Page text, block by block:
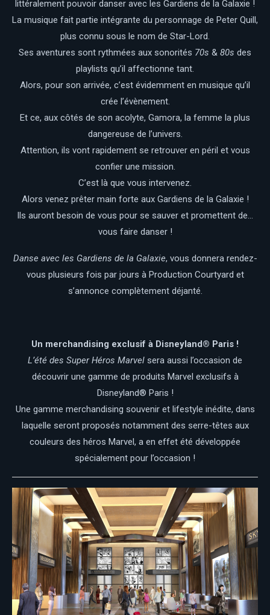
littéralement pouvoir danser avec les Gardiens de la Galaxie !
La musique fait partie intégrante du personnage de Peter Quill,
plus connu sous le nom de Star-Lord.
Ses aventures sont rythmées aux sonorités 70s & 80s des
playlists qu’il affectionne tant.
Alors, pour son arrivée, c’est évidemment en musique qu’il
crée l’évènement.
Et ce, aux côtés de son acolyte, Gamora, la femme la plus
dangereuse de l’univers.
Attention, ils vont rapidement se retrouver en péril et vous
confier une mission.
C’est là que vous intervenez.
Alors venez prêter main forte aux Gardiens de la Galaxie !
Ils auront besoin de vous pour se sauver et promettent de…
vous faire danser !
Danse avec les Gardiens de la Galaxie, vous donnera rendez-
vous plusieurs fois par jours à Production Courtyard et
s’annonce complètement déjanté.
Un merchandising exclusif à Disneyland® Paris !
L’été des Super Héros Marvel sera aussi l’occasion de
découvrir une gamme de produits Marvel exclusifs à
Disneyland® Paris !
Une gamme merchandising souvenir et lifestyle inédite, dans
laquelle seront proposés notamment des serre-têtes aux
couleurs des héros Marvel, a en effet été développée
spécialement pour l’occasion !